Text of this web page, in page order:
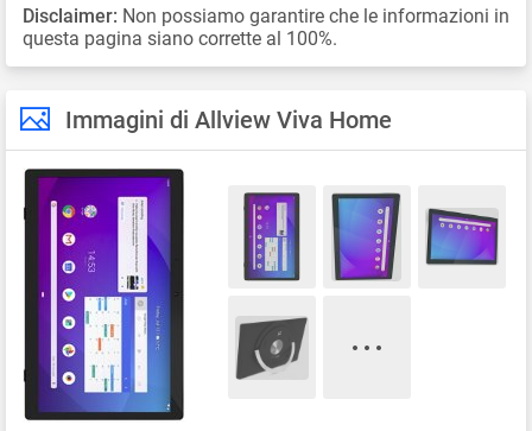
Disclaimer: Non possiamo garantire che le informazioni in
questa pagina siano corrette al 100%.
Immagini di Allview Viva Home